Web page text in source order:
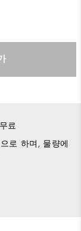
료
로 하며, 물량에